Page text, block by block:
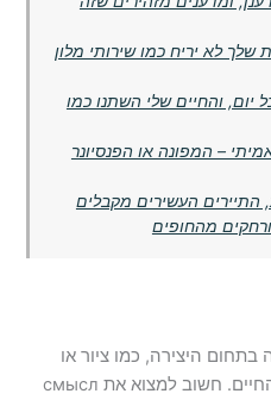
לא יריח כמו שירותי מלון
יום, והחיים שלי השתנו כמו
– המפונה או הפנסיונר
העשירים מקבלים
מהחופים
היצירה, כמו ציור או
כתיבה, יכולה לשדרג את איכות החיים. חשוב למצוא את смысл